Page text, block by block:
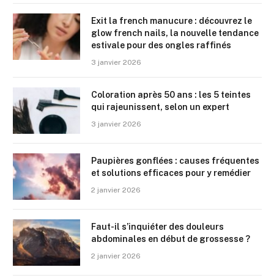
Exit la french manucure : découvrez le
glow french nails, la nouvelle tendance
estivale pour des ongles raffinés
3 janvier 2026
Coloration après 50 ans : les 5 teintes
qui rajeunissent, selon un expert
3 janvier 2026
Paupières gonflées : causes fréquentes
et solutions efficaces pour y remédier
2 janvier 2026
Faut-il s’inquiéter des douleurs
abdominales en début de grossesse ?
2 janvier 2026